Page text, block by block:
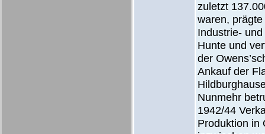
zuletzt
waren,
Industrie-
Hunte und
der
Ankauf der
Nunmehr
1942/44
Produktion in